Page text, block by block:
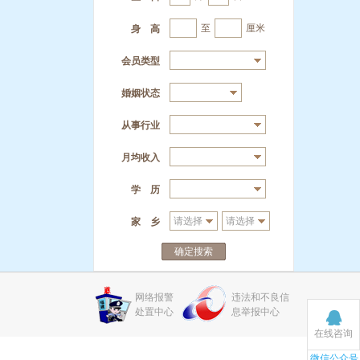
身 高 至 厘米
会员类型
婚姻状态
从事行业
月均收入
学 历
家 乡
确定搜索
网络报警
处置中心
违法和不良信
息举报中心
在线咨询